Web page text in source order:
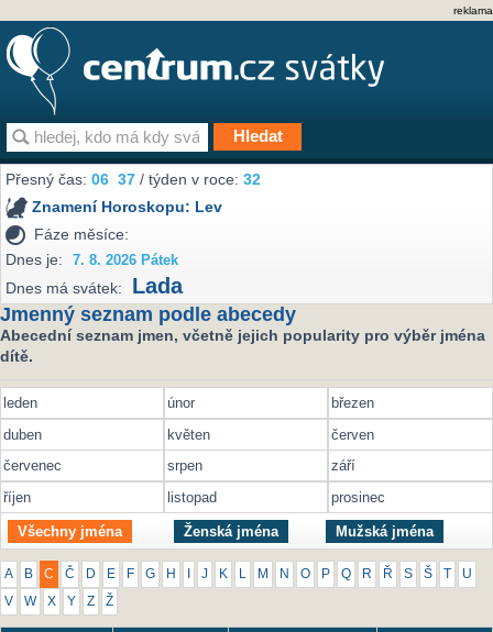
reklama
Přesný čas:06 37 / týden v roce:32
Znamení Horoskopu: Lev
Fáze měsíce:
Dnes je:
7. 8. 2026 Pátek
Dnes má svátek: Lada
Jmenný seznam podle abecedy
Abecední seznam jmen, včetně jejich popularity pro výběr jména
dítě.
leden únor
březen
duben
květen
červen
červenec
srpen
září
říjen
listopad prosinec
Všechny jména Ženská jména Mužská jména
A B C Č D E F G H J K M N O P Q R Ř S Š U
V W X Y Z Ž